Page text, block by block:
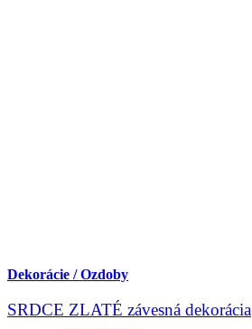
Dekorácie / Ozdoby
SRDCE ZLATÉ závesná dekorácia